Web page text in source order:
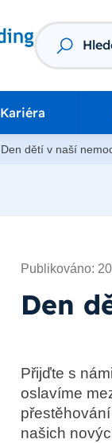
Vyhledávání
Kariéra
Den dětí v naší
Publikováno:
Den
Přijďte s
oslavíme
našich